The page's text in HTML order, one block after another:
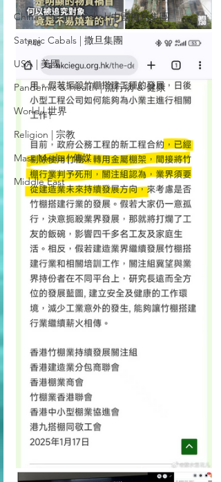
China - Satanic Cabal |中國撒旦集團
Satanic Cabals | 撒旦集團
USA | 美國
Pandemic & Health | 流行病 & 健康
World | 世界
Religion | 宗教
Mass Media | 傳媒
Middle East